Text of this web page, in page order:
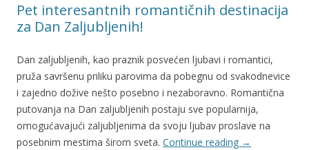
Pet interesantnih romantičnih destinacija
za Dan Zaljubljenih!
Dan zaljubljenih, kao praznik posvećen ljubavi i romantici,
pruža savršenu priliku parovima da pobegnu od svakodnevice
i zajedno dožive nešto posebno i nezaboravno. Romantična
putovanja na Dan zaljubljenih postaju sve popularnija,
omogućavajući zaljubljenima da svoju ljubav proslave na
posebnim mestima širom sveta. Continue reading →